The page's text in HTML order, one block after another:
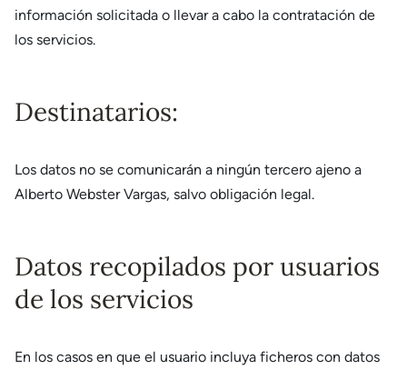
información solicitada o llevar a cabo la contratación de
los servicios.
Destinatarios:
Los datos no se comunicarán a ningún tercero ajeno a
Alberto Webster Vargas, salvo obligación legal.
Datos recopilados por usuarios
de los servicios
En los casos en que el usuario incluya ficheros con datos